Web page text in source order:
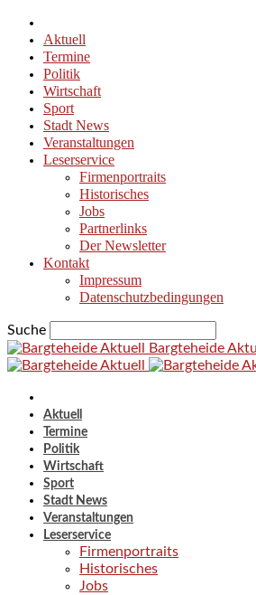
Aktuell
Termine
Politik
Wirtschaft
Sport
Stadt News
Veranstaltungen
Leserservice
Firmenportraits
Historisches
Jobs
Partnerlinks
Der Newsletter
Kontakt
Impressum
Datenschutzbedingungen
Suche
Bargteheide
Aktuell
Termine
Politik
Wirtschaft
Sport
Stadt News
Veranstaltungen
Leserservice
Firmenportraits
Historisches
Jobs